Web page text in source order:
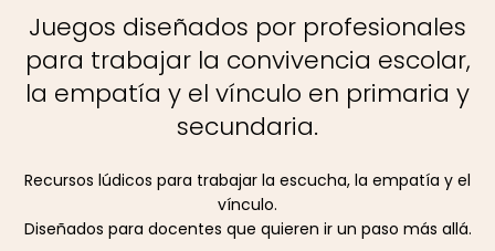
Juegos diseñados por profesionales
para trabajar la convivencia escolar,
la empatía y el vínculo en primaria y
secundaria.
Recursos lúdicos para trabajar la escucha, la empatía y el
vínculo.
Diseñados para docentes que quieren ir un paso más allá.